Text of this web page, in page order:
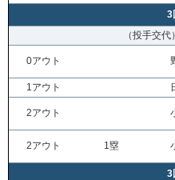
3
（投手交
0アウト
1アウト
2アウト
2アウト 1塁
3